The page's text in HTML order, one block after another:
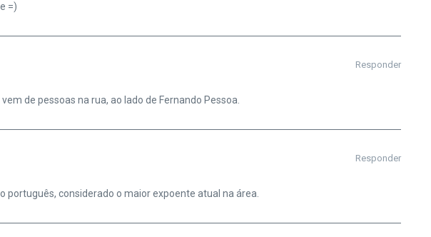
=)
Responder
de pessoas na rua, ao lado de Fernando Pessoa.
Responder
português, considerado o maior expoente atual na área.